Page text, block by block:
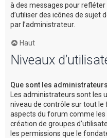
à des messages pour
d’utiliser des icônes de sujet
par l’administrateur.
Haut
Niveaux
Que sont les
Les administrateurs sont les
niveau de contrôle sur tout
aspects du forum comme
création de groupes
les permissions que le